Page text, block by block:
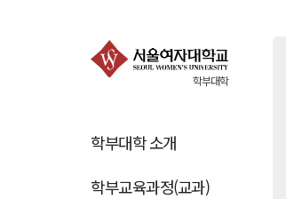
학부대학
학부대학 소개
학부교육과정(교과)